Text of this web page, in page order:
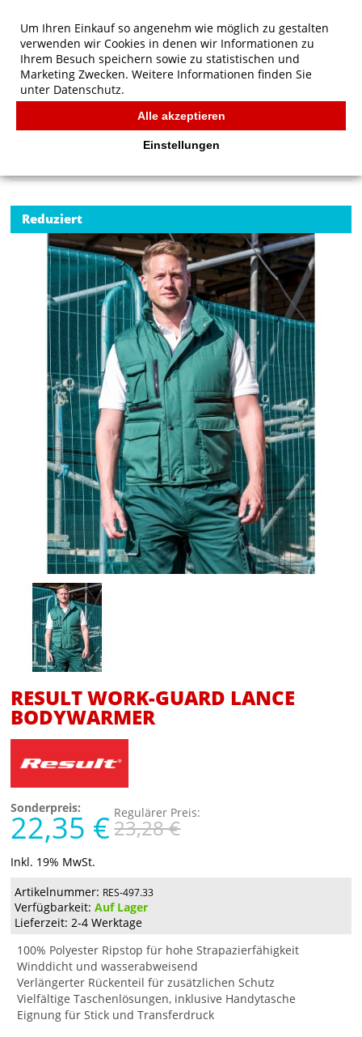
Result Work-Guard Lance Bodywarmer
Reduziert
RESULT WORK-GUARD LANCE
BODYWARMER
Sonderpreis:
22,35 € Regulärer Preis:
23,28 €
Inkl. 19% MwSt.
Artikelnummer: RES-497.33
Verfügbarkeit:Auf Lager
Lieferzeit: 2-4 Werktage
100% Polyester Ripstop für hohe Strapazierfähigkeit
Winddicht und wasserabweisend
Verlängerter Rückenteil für zusätzlichen Schutz
Vielfältige Taschenlösungen, inklusive Handytasche
Eignung für Stick und Transferdruck
Um Ihren Einkauf so angenehm wie möglich zu gestalten
verwenden wir Cookies in denen wir Informationen zu
Ihrem Besuch speichern sowie zu statistischen und
Marketing Zwecken. Weitere Informationen finden Sie
unter Datenschutz.
Alle akzeptieren
Einstellungen